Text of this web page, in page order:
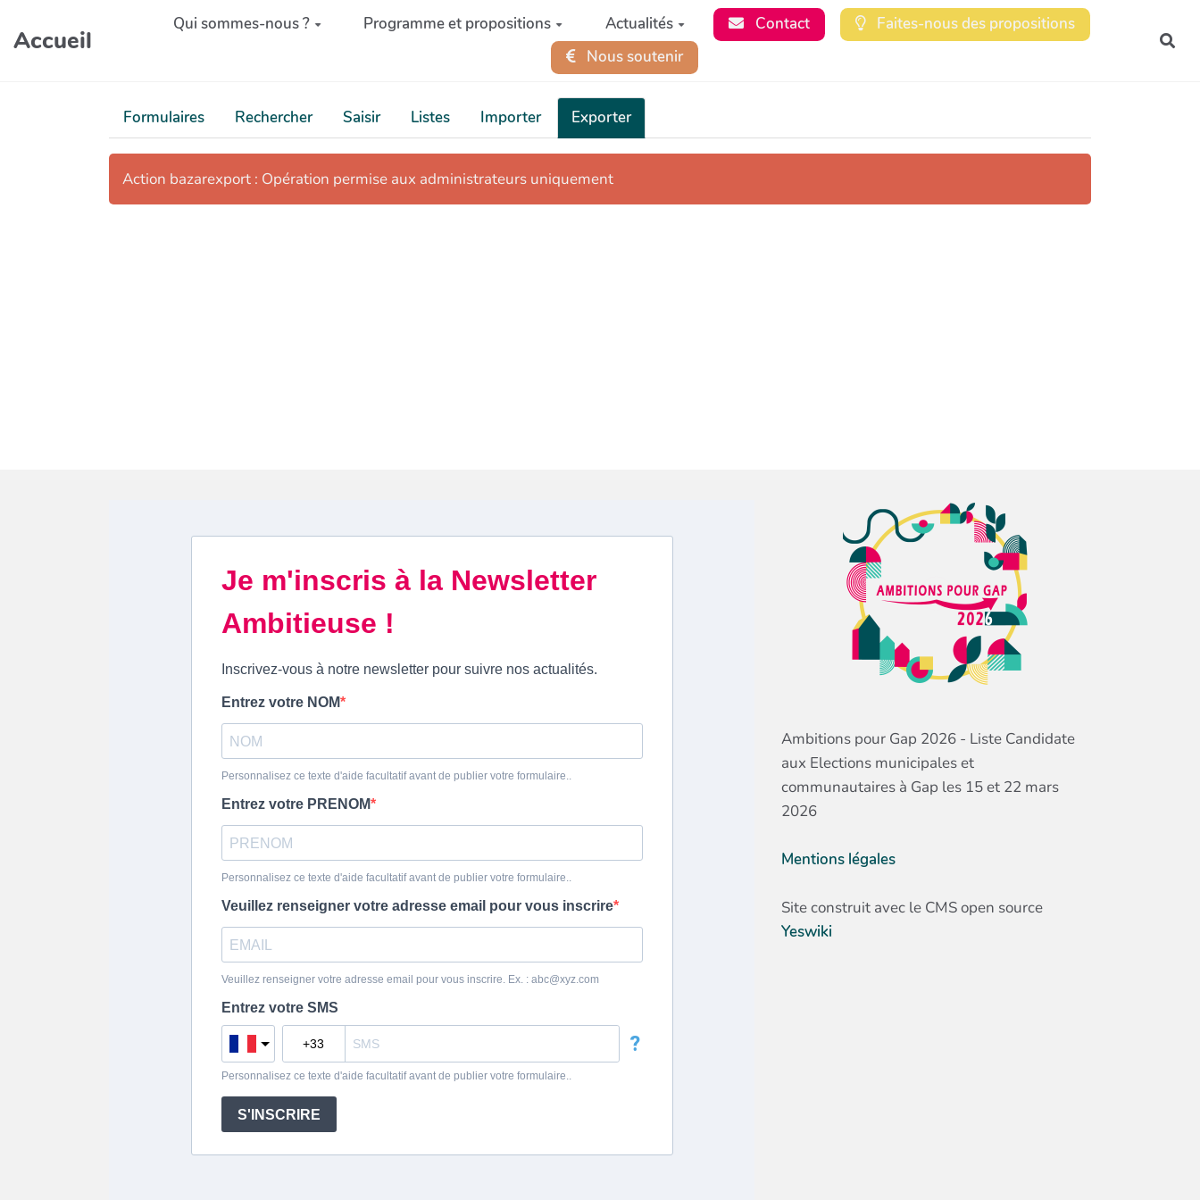
Aller au contenu principal
Accueil
Qui sommes-nous ? Programme et propositions Actualités Contact
Faites-nous des propositions
Nous soutenir
Formulaires Rechercher Saisir Listes Importer Exporter
Action bazarexport : Opération permise aux administrateurs uniquement
Ambitions pour Gap 2026 - Liste Candidate
aux Elections municipales et
communautaires à Gap les 15 et 22 mars
2026
Mentions légales
Site construit avec le CMS open source
Yeswiki